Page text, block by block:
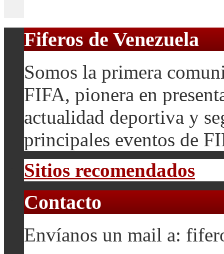
Fiferos de Venezuela
Somos la primera
FIFA, pionera en
actualidad deportiva y
principales eventos de
Sitios recomendados
Contacto
Envíanos un mail a: